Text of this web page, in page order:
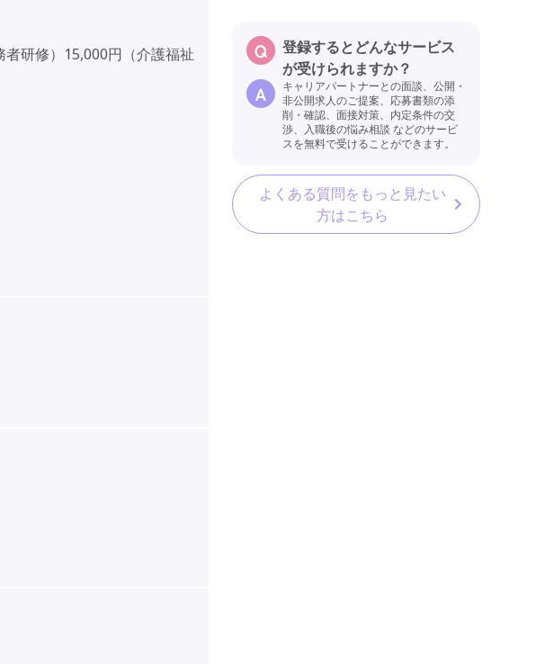
者研修）15,000円（介護福祉
登録するとどんなサービス
が受けられますか？
キャリアパートナーとの面談、公開・
非公開求人のご提案、応募書類の添
削・確認、面接対策、内定条件の交
渉、入職後の悩み相談 などのサービ
スを無料で受けることができます。
よくある質問をもっと見たい
方はこちら